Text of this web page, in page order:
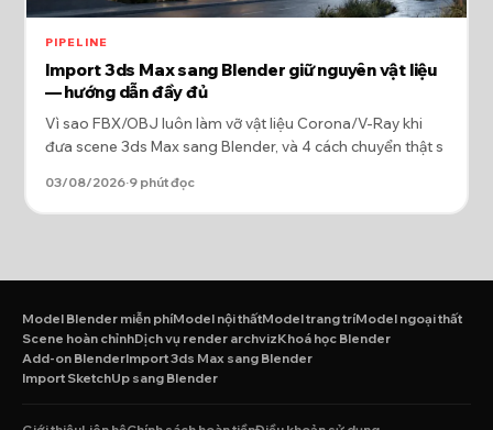
PIPELINE
Import 3ds Max sang Blender giữ nguyên vật liệu
— hướng dẫn đầy đủ
Vì sao FBX/OBJ luôn làm vỡ vật liệu Corona/V-Ray khi
đưa scene 3ds Max sang Blender, và 4 cách chuyển thật s
03/08/2026·9 phút đọc
Model Blender miễn phíModel nội thấtModel trang tríModel ngoại thất
Scene hoàn chỉnhDịch vụ render archvizKhoá học Blender
Add-on BlenderImport 3ds Max sang Blender
Import SketchUp sang Blender